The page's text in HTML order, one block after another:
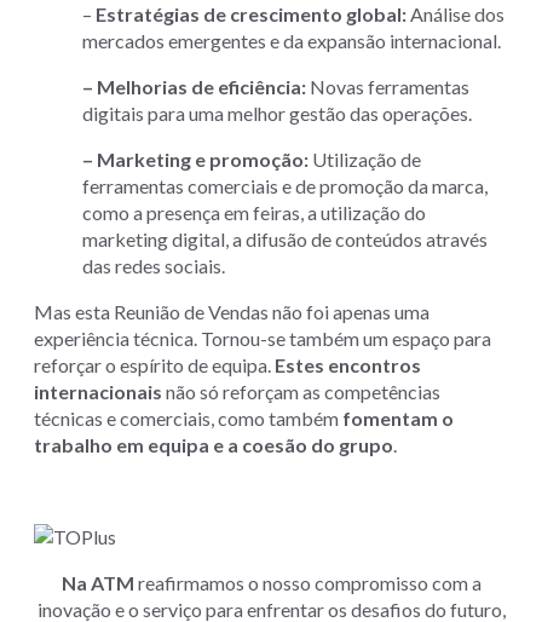
– Estratégias de crescimento global: Análise dos
mercados emergentes e da expansão internacional.
– Melhorias de eficiência: Novas ferramentas
digitais para uma melhor gestão das operações.
– Marketing e promoção: Utilização de
ferramentas comerciais e de promoção da marca,
como a presença em feiras, a utilização do
marketing digital, a difusão de conteúdos através
das redes sociais.
Mas esta Reunião de Vendas não foi apenas uma
experiência técnica. Tornou-se também um espaço para
reforçar o espírito de equipa. Estes encontros
internacionais não só reforçam as competências
técnicas e comerciais, como também fomentam o
trabalho em equipa e a coesão do grupo
Na ATM reafirmamos o nosso compromisso com a
inovação e o serviço para enfrentar os desafios do futuro,